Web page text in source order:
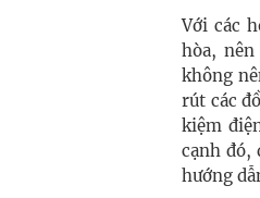
Với các
hòa,
không
rút các
kiệm
cạnh đó,
hướng